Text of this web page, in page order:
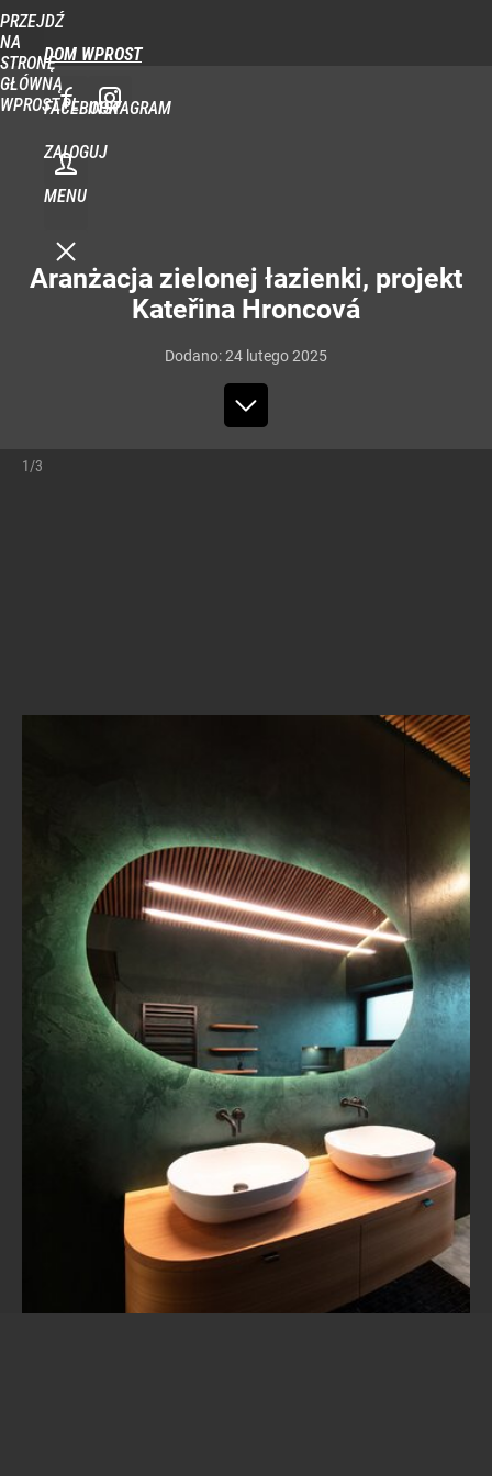
PRZEJDŹ
NA
STRONĘ
GŁÓWNĄ
WPROST.PL
DOM WPROST
FACEBOOKINSTAGRAM
ZALOGUJ
MENU
Aranżacja zielonej łazienki, projekt
Kateřina Hroncová
Dodano:24 lutego2025